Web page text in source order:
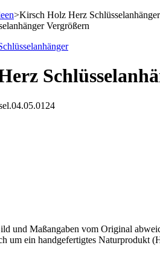
>Kirsch Holz Herz Schlüsselanhänger
Vergrößern
und Maßangaben vom Original
um ein handgefertigtes Naturprodukt